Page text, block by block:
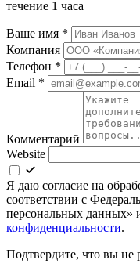
течение 1 часа
Ваше имя *
Компания
Телефон *
Email *
Комментарий
Website
Я даю согласие на
соответствии с
персональных данных»
конфиденциальности.
Подтвердите, что вы не